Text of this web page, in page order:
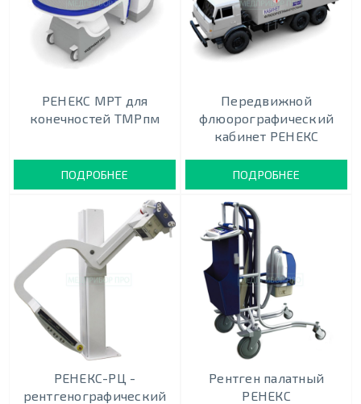
РЕНЕКС МРТ для
конечностей ТМРпм
ПОДРОБНЕЕ
Передвижной
флюорографический
кабинет РЕНЕКС
ПОДРОБНЕЕ
РЕНЕКС-РЦ -
рентгенографический
Рентген палатный
РЕНЕКС